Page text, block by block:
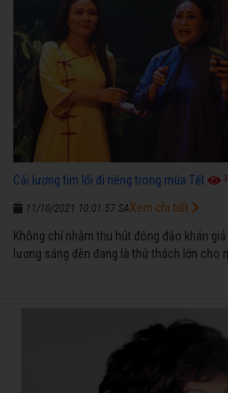
Cải lương tìm lối đi riêng trong mùa Tết
11/10/2021 10:01:57 SA
Không chỉ nhằm thu hút đông đảo khán
lương sáng đèn đang là thử thách lớn cho
Xem chi tiết